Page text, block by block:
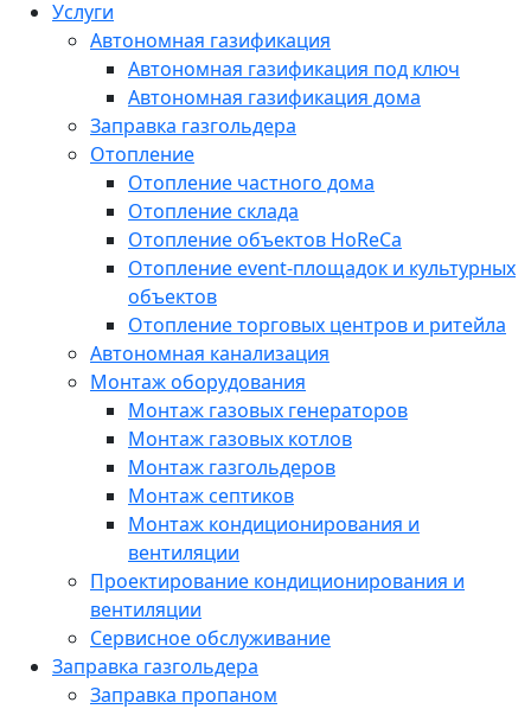
Услуги
Автономная газификация
Автономная газификация под ключ
Автономная газификация дома
Заправка газгольдера
Отопление
Отопление частного дома
Отопление склада
Отопление объектов HoReCa
Отопление event-площадок и культурных
объектов
Отопление торговых центров и ритейла
Автономная канализация
Монтаж оборудования
Монтаж газовых генераторов
Монтаж газовых котлов
Монтаж газгольдеров
Монтаж септиков
Монтаж кондиционирования и
вентиляции
Проектирование кондиционирования и
вентиляции
Сервисное обслуживание
Заправка газгольдера
Заправка пропаном